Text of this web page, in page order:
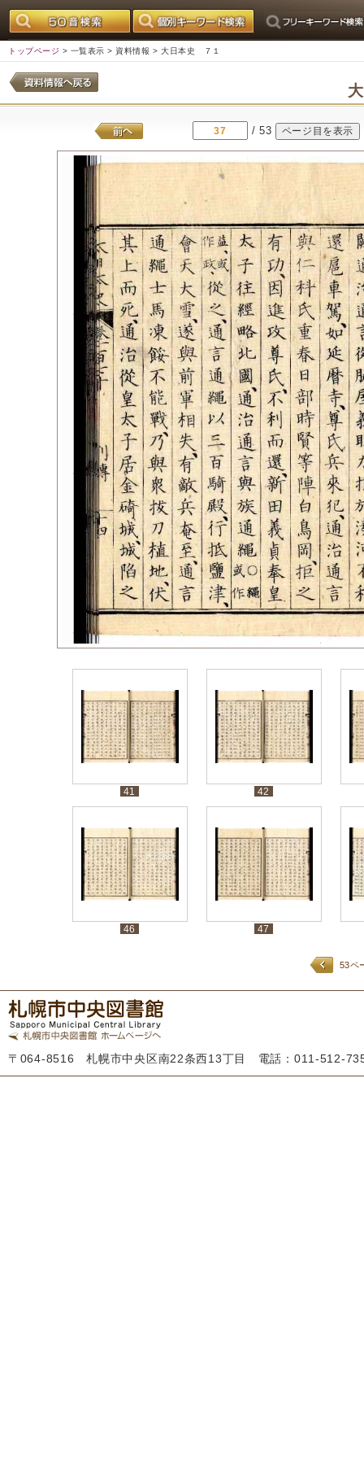
トップページ > 一覧表示 > 資料情報 > 大日本史 ７１
/ 53
41 42
46 47
53ペ
〒064-8516 札幌市中央区南22条西13丁目 電話：011-512-